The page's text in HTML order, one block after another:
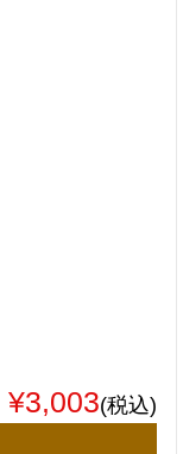
¥3,003(税込)